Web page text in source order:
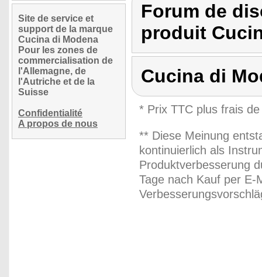
Site de service et
support de la marque
Cucina di Modena
Pour les zones de
commercialisation de
l'Allemagne, de
l'Autriche et de la
Suisse
Confidentialité
A propos de nous
Forum de
produit
Cucina di
* Prix TTC plus frais
** Diese Meinung
kontinuierlich als
Produktverbesserung
Tage nach Kauf per E-